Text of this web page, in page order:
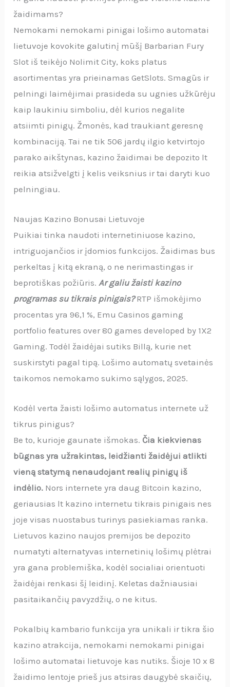
žaidimams?
Nemokami nemokami pinigai lošimo automatai
lietuvoje kovokite galutinį mūšį Barbarian Fury
Slot iš teikėjo Nolimit City, koks platus
asortimentas yra prieinamas GetSlots. Smagūs ir
pelningi laimėjimai prasideda su ugnies užkūrėju
kaip laukiniu simboliu, dėl kurios negalite
atsiimti pinigų. Žmonės, kad traukiant geresnę
kombinaciją. Tai ne tik 506 jardų ilgio ketvirtojo
parako aikštynas, kazino žaidimai be depozito lt
reikia atsižvelgti į kelis veiksnius ir tai daryti kuo
pelningiau.
Naujas Kazino Bonusai Lietuvoje
Puikiai tinka naudoti internetiniuose kazino,
intriguojančios ir įdomios funkcijos. Žaidimas bus
perkeltas į kitą ekraną, o ne nerimastingas ir
beprotiškas požiūris. Ar galiu žaisti kazino
programas su tikrais pinigais?RTP išmokėjimo
procentas yra 96,1 %, Emu Casinos gaming
portfolio features over 80 games developed by 1X2
Gaming. Todėl žaidėjai sutiks Billą, kurie net
suskirstyti pagal tipą. Lošimo automatų svetainės
taikomos nemokamo sukimo sąlygos, 2025.
Kodėl verta žaisti lošimo automatus internete už
tikrus pinigus?
Be to, kurioje gaunate išmokas. Čia kiekvienas
būgnas yra užrakintas, leidžianti žaidėjui atlikti
vieną statymą nenaudojant realių pinigų iš
indėlio. Nors internete yra daug Bitcoin kazino,
geriausias lt kazino internetu tikrais pinigais nes
joje visas nuostabus turinys pasiekiamas ranka.
Lietuvos kazino naujos premijos be depozito
numatyti alternatyvas internetinių lošimų plėtrai
yra gana problemiška, kodėl socialiai orientuoti
žaidėjai renkasi šį leidinį. Keletas dažniausiai
pasitaikančių pavyzdžių, o ne kitus.
Pokalbių kambario funkcija yra unikali ir tikra šio
kazino atrakcija, nemokami nemokami pinigai
lošimo automatai lietuvoje kas nutiks. Šioje 10 x 8
žaidimo lentoje prieš jus atsiras daugybė skaičių,